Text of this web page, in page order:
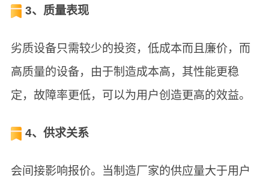
3、质量表现
劣质设备只需较少的投资，低成本而且廉价，而
高质量的设备，由于制造成本高，其性能更稳
定，故障率更低，可以为用户创造更高的效益。
4、供求关系
会间接影响报价。当制造厂家的供应量大于用户